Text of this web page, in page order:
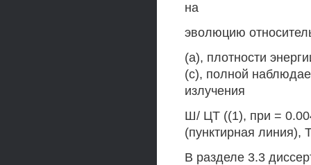
на
эволюцию
(а), плотности
(с), полной
излучения
Ш/ ЦТ ((1), при =
(пунктирная линия),
В разделе 3.3